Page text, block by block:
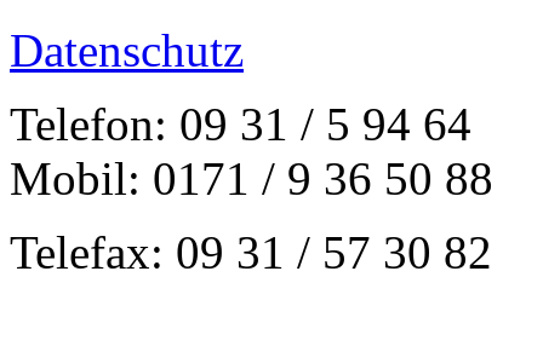
Datenschutz
Telefon: 09 31 / 5 94 64
Mobil: 0171 / 9 36 50 88
Telefax: 09 31 / 57 30 82